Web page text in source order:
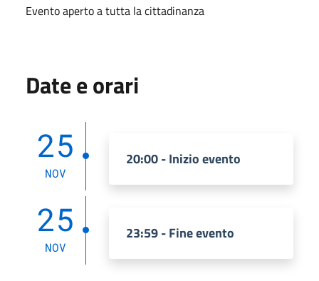
Evento aperto a tutta la cittadinanza
Date e orari
25
NOV
20:00 - Inizio evento
25
NOV
23:59 - Fine evento